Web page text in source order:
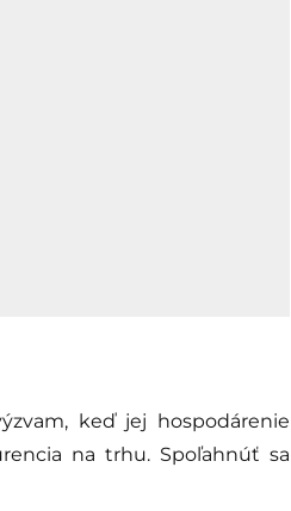
keď jej hospodárenie
na trhu. Spoľahnúť sa